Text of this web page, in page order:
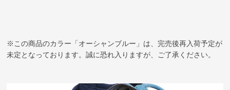
※この商品のカラー「オーシャンブルー」は、完売後再入荷予定が
未定となっております。誠に恐れ入りますが、ご了承ください。